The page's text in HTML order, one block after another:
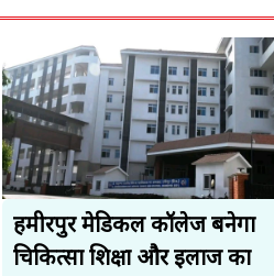
हमीरपुर मेडिकल कॉलेज बनेगा
चिकित्सा शिक्षा और इलाज का